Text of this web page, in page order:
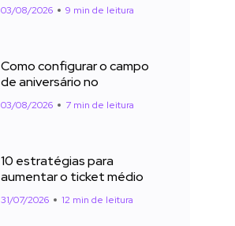
03/08/2026 9 min de leitura
Como configurar o campo
de aniversário no
03/08/2026 7 min de leitura
10 estratégias para
aumentar o ticket médio
31/07/2026 12 min de leitura